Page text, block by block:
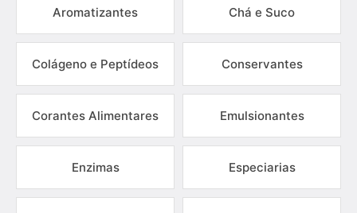
Aromatizantes Chá e Suco
Colágeno e Peptídeos Conservantes
Corantes Alimentares Emulsionantes
Enzimas Especiarias